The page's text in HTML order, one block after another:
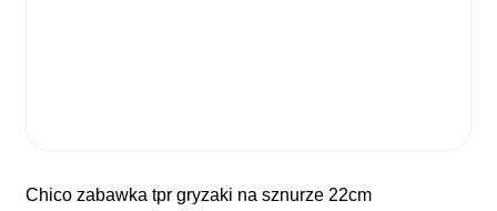
chico zabawka tpr gryzaki na sznurze 22cm